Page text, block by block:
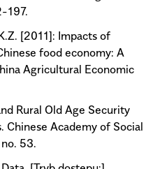
197.
[2011]: Impacts of
food economy: A
Agricultural Economic
Rural Old Age Security
Chinese Academy of Social
53.